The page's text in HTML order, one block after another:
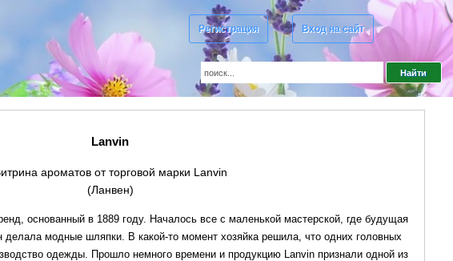
Регистрация Вход на сайт
Lanvin
ароматов от торговой марки Lanvin
(Ланвен)
основанный в 1889 году. Началось все с маленькой мастерской, где будущая
модные шляпки. В какой-то момент хозяйка решила, что одних головных
одежды. Прошло немного времени и продукцию Lanvin признали одной из